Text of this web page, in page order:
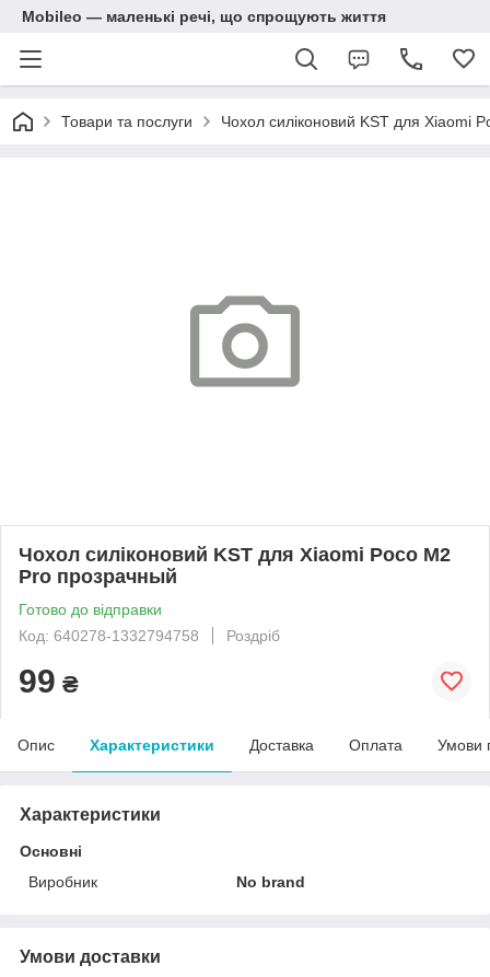
Mobileo — маленькі речі, що спрощують життя
Товари та послуги Чохол силіконовий KST для Xiaomi
Чохол силіконовий KST для Xiaomi Poco M2
Pro прозрачный
Готово до відправки
Код: 640278-1332794758
Роздріб
99 ₴
Опис Характеристики Доставка Оплата Умови
Характеристики
Основні
Виробник
No brand
Умови доставки